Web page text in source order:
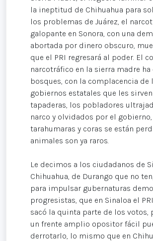
la ineptitud de Chihuahua para
los problemas de Juárez, el
galopante en Sonora, con una
abortada por dinero obscuro,
que el PRI regresará al poder. El
narcotráfico en la sierra madre
bosques, con la complacencia de
gobiernos estatales que les
tapaderas, los pobladores
narco y olvidados por el
tarahumaras y coras se están
animales son ya raros.
Le decimos a los ciudadanos de
Chihuahua, de Durango que no
para impulsar gubernaturas
progresistas, que en Sinaloa el
sacó la quinta parte de los votos,
un frente amplio opositor fácil
derrotarlo, lo mismo que en